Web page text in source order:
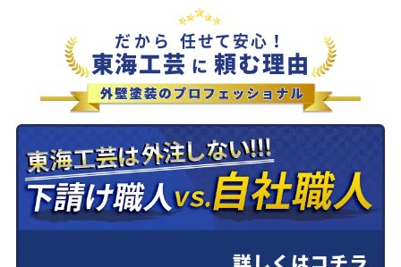
だから 任せて安心！
東海工芸 に 頼む理由